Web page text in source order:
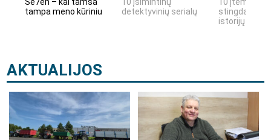
tampa meno kūriniu
detektyvinių serialų
stingdančių
istorijų
AKTUALIJOS